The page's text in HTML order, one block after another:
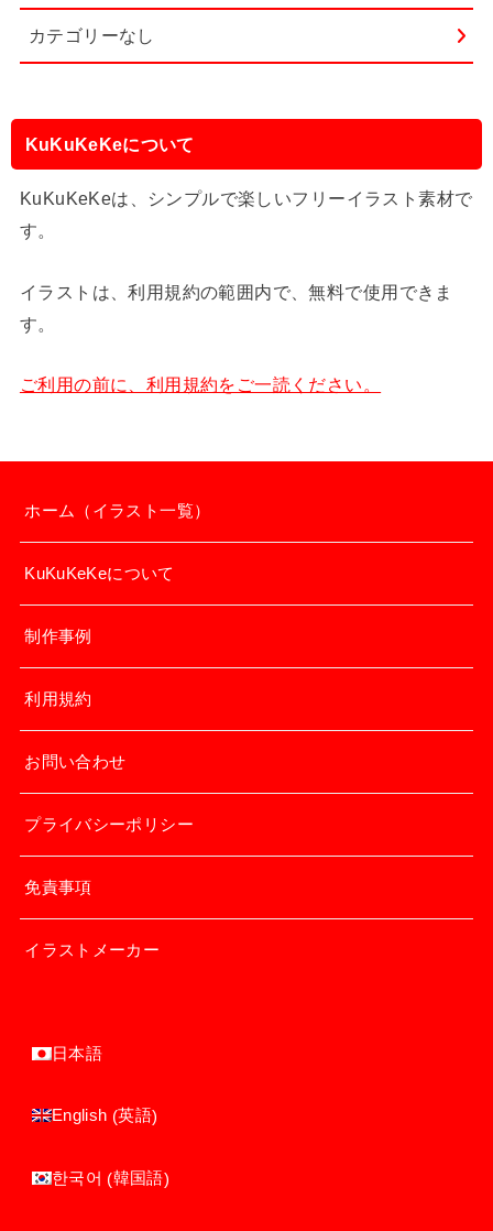
カテゴリーなし
KuKuKeKeについて
KuKuKeKeは、シンプルで楽しいフリーイラスト素材で
す。
イラストは、利用規約の範囲内で、無料で使用できま
す。
ご利用の前に、利用規約をご一読ください。
ホーム（イラスト一覧）
KuKuKeKeについて
制作事例
利用規約
お問い合わせ
プライバシーポリシー
免責事項
イラストメーカー
日本語
English (英語)
한국어 (韓国語)